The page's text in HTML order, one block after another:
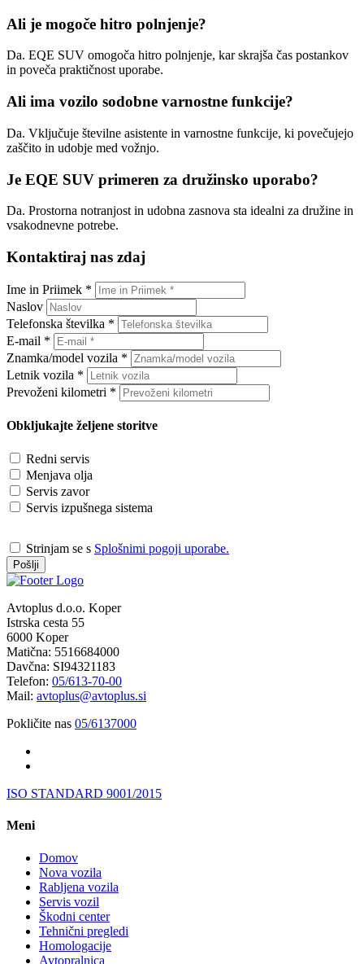
Ali je mogoče hitro polnjenje?
Da. EQE SUV omogoča hitro polnjenje, kar skrajša čas postankov
in poveča praktičnost uporabe.
Ali ima vozilo sodobne varnostne funkcije?
Da. Vključuje številne asistente in varnostne funkcije, ki povečujejo
zaščito in udobje med vožnjo.
Je EQE SUV primeren za družinsko uporabo?
Da. Prostorna notranjost in udobna zasnova sta idealni za družine in
vsakodnevne potrebe.
Kontaktiraj nas zdaj
Ime in Priimek *
Naslov
Telefonska številka *
E-mail *
Znamka/model vozila *
Letnik vozila *
Prevoženi kilometri *
Obkljukajte željene storitve
Redni servis
Menjava olja
Servis zavor
Servis izpušnega sistema
Strinjam se s Splošnimi pogoji uporabe.
Pošlji
Avtoplus d.o.o. Koper
Istrska cesta 55
6000 Koper
Matična: 5516684000
Davčna: SI94321183
Telefon: 05/613-70-00
Mail: avtoplus@avtoplus.si
Pokličite nas 05/6137000
ISO STANDARD 9001/2015
Meni
Domov
Nova vozila
Rabljena vozila
Servis vozil
Škodni center
Tehnični pregledi
Homologacije
Avtopralnica